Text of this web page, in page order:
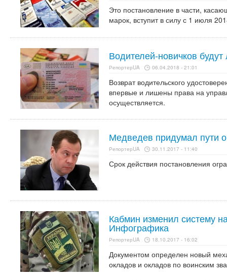
Это постановление в части,
марок, вступит в силу с 1 июля
Водителей-новичков
РепортерUA 06.04.2018 - 21:01
Возврат водительского
впервые и лишены права на
осуществляется.
Медведев придумал пути
РепортерUA 30.11.2017 - 11:40
Срок действия постановления
Кабмин изменил систему
Инфографика
РепортерUA 18.10.2017 - 16:02
Документом определен новый
окладов и окладов по воинским